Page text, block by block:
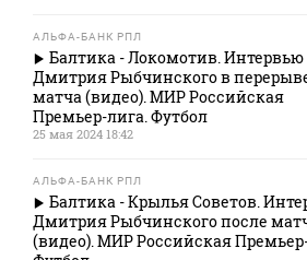
АЛЬФА-БАНК РПЛ
Балтика - Локомотив. Интервью
Дмитрия Рыбчинского в
матча (видео). МИР Российская
Премьер-лига. Футбол
25 мая 2024 18:42
АЛЬФА-БАНК РПЛ
Балтика - Крылья Советов.
Дмитрия Рыбчинского после
(видео). МИР Российская